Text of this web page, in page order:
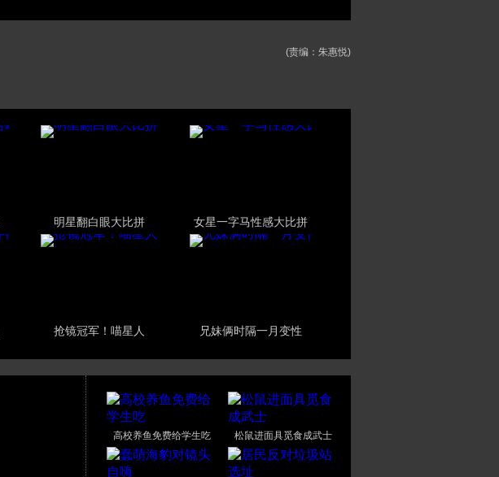
(责编：朱惠悦)
明星翻白眼大比拼 女星一字马性感大比拼
抢镜冠军！喵星人 兄妹俩时隔一月变性
高校养鱼免费给学生吃 松鼠进面具觅食成武士